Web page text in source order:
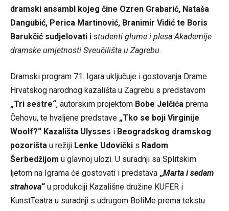
dramski ansambl kojeg čine Ozren Grabarić, Nataša
Dangubić, Perica Martinović, Branimir Vidić te Boris
Barukčić sudjelovati i studenti glume i plesa Akademije
dramske umjetnosti Sveučilišta u Zagrebu.
Dramski program 71. Igara uključuje i gostovanja Drame
Hrvatskog narodnog kazališta u Zagrebu s predstavom
„Tri sestre“, autorskim projektom Bobe Jelčića prema
Čehovu, te hvaljene predstave „Tko se boji Virginije
Woolf?“ Kazališta Ulysses i Beogradskog dramskog
pozorišta u režiji Lenke Udovički s Radom
Šerbedžijom u glavnoj ulozi. U suradnji sa Splitskim
ljetom na Igrama će gostovati i predstava „Marta i sedam
strahova“ u produkciji Kazališne družine KUFER i
KunstTeatra u suradnji s udrugom BoliMe prema tekstu